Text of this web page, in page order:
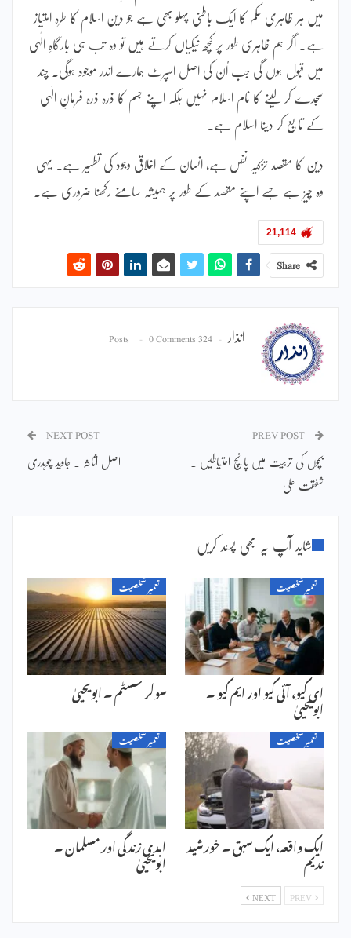
میں ہر ظاہری حکم کا ایک باطنی پہلو بھی ہے جو دین اسلام کا طرہ امتیاز
ہے۔ اگر ہم ظاہری طور پر کچھ نیکیاں کرتے ہیں تو وہ تب ہی بارگاہِ الٰہی
میں قبول ہوں گی جب اُن کی اصل اسپرٹ ہمارے اندر موجود ہوگی۔ چند
سجدے کر لینے کا نام اسلام نہیں بلکہ اپنے جسم کا ذرہ ذرہ فرمانِ الٰہی
کے تابع کر دینا اسلام ہے۔
دین کا مقصد تزکیہ نفس ہے، انسان کے اخلاقی وجود کی تطہیر ہے۔ یہی
وہ چیز ہے جسے اپنے مقصد کے طور پر ہمیشہ سامنے رکھنا ضروری ہے۔
21,114
Share
انذار 324 Posts
0 Comments
بچوں کی تربیت میں پانچ احتیاطیں ۔
شفقت علی
NEXT POST
اصل اثاثہ ۔ جاوید چوہدری
شاید آپ یہ بھی پسند کریں
تعمیر شخصیت
ای کیو، آئی کیو اور ایم کیو ۔
ابویحییٰ
تعمیر شخصیت
سولر سسٹم ۔ ابویحییٰ
تعمیر شخصیت
ایک واقعہ، ایک سبق ۔ خورشید
ندیم
تعمیر شخصیت
ابدی زندگی اور مسلمان ۔
ابویحییٰ
NEXT